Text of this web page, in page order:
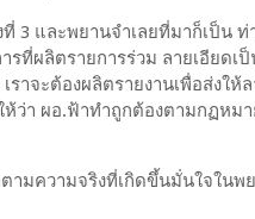
3 และพยานจำเลยที่มาก็เป็น
ที่ผลิตรายการร่วม ลายเอียดเ
ราจะต้องผลิตรายงานเพื่อส่งใ
ห้ว่า ผอ.ฟ้าทำถูกต้องตามกฏห
ตามความจริงที่เกิดขึ้นมั่นใจใน